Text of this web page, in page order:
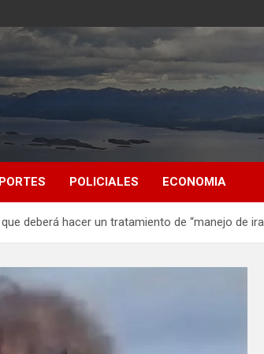
POLICIALES ECONOMIA
deberá hacer un tratamiento de “manejo de